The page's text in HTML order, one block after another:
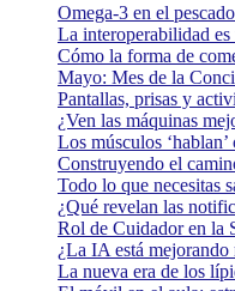
Omega-3 en el
La interoperabilidad
Cómo la forma de
Mayo: Mes de la
Pantallas, prisas y
¿Ven las máquinas
Los músculos
Construyendo el
Todo lo que necesitas
¿Qué revelan las
Rol de Cuidador en la
¿La IA está mejorando
La nueva era de los